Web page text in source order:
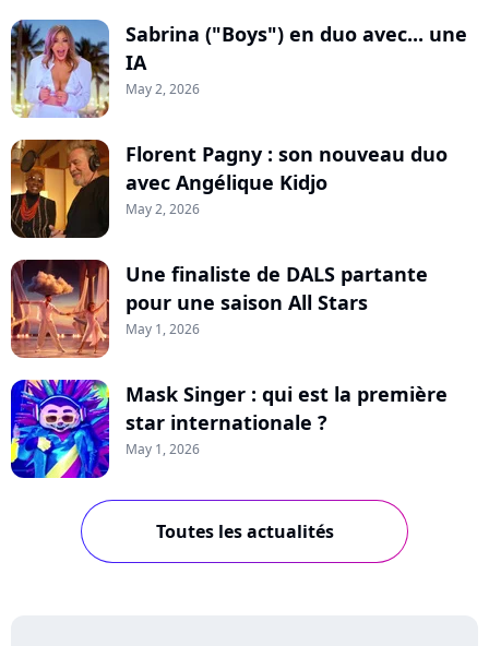
Sabrina ("Boys") en duo avec... une
IA
May 2, 2026
Florent Pagny : son nouveau duo
avec Angélique Kidjo
May 2, 2026
Une finaliste de DALS partante
pour une saison All Stars
May 1, 2026
Mask Singer : qui est la première
star internationale ?
May 1, 2026
Toutes les actualités